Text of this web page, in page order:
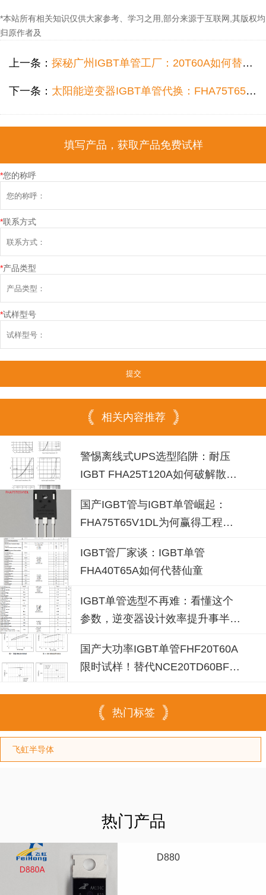
*本站所有相关知识仅供大家参考、学习之用,部分来源于互联网,其版权均
归原作者及
上一条： 探秘广州IGBT单管工厂：20T60A如何替代NCE20TD60BF，成为逆变器优选？
下一条： 太阳能逆变器IGBT单管代换：FHA75T65V1DL能否替代IKW？igbt单管工厂解析
填写产品，获取产品免费试样
*您的称呼
*联系方式
*产品类型
*试样型号
相关内容推荐
警惕离线式UPS选型陷阱：耐压
IGBT FHA25T120A如何破解散热
国产IGBT管与IGBT单管崛起：
FHA75T65V1DL为何赢得工程师
IGBT管厂家谈：IGBT单管
FHA40T65A如何代替仙童
IGBT单管选型不再难：看懂这个
参数，逆变器设计效率提升事半功
国产大功率IGBT单管FHF20T60A
限时试样！替代NCE20TD60BF省
热门标签
飞虹半导体
热门产品
D880